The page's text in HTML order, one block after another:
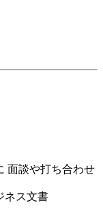
面談や打ち合わせ
ネス文書